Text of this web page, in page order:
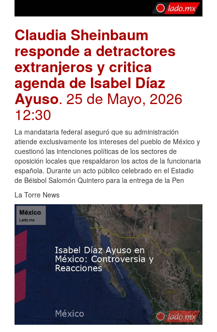
Claudia Sheinbaum
responde a detractores
extranjeros y critica
agenda de Isabel Díaz
Ayuso. 25 de Mayo, 2026
12:30
La mandataria federal aseguró que su administración
atiende exclusivamente los intereses del pueblo de México y
cuestionó las intenciones políticas de los sectores de
oposición locales que respaldaron los actos de la funcionaria
española. Durante un acto público celebrado en el Estadio
de Béisbol Salomón Quintero para la entrega de la Pen
La Torre News